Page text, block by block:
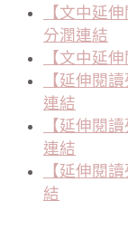
【文中延
分潤連結
【文中延
【延伸閱
連結
【延伸閱
連結
【延伸閱
結